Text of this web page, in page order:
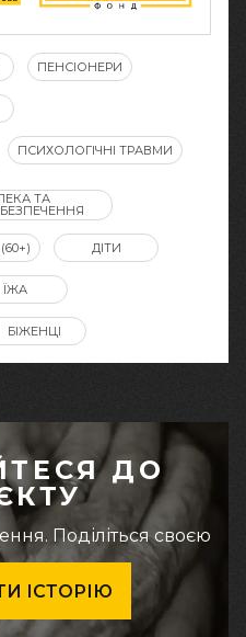
ПЕНСІОНЕРИ
ПСИХОЛОГІЧНІ ТРАВМИ
ТА
ДІТИ
ЇЖА
БІЖЕНЦІ
ДО
Поділіться своєю
ІСТОРІЮ